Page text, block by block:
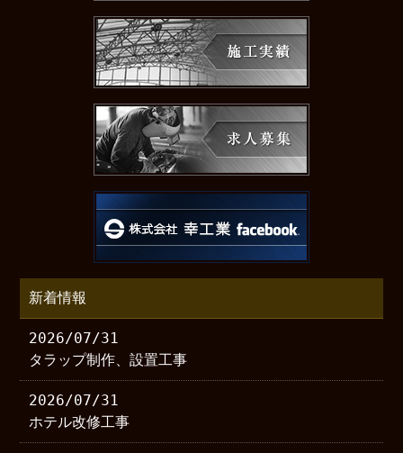
新着情報
2026/07/31
タラップ制作、設置工事
2026/07/31
ホテル改修工事